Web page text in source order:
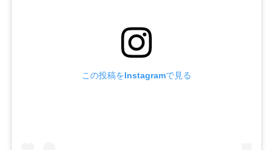
この投稿をInstagramで見る